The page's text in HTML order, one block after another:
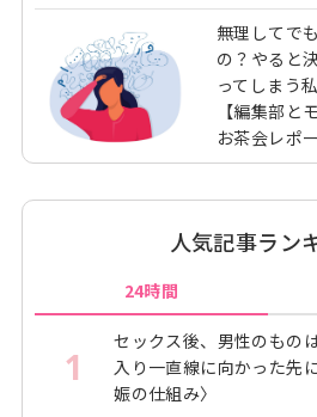
無理してで
の？やると
ってしまう
【編集部と
お茶会レポー
人気記事ラン
24時間
1
セックス後、男性のもの
入り一直線に向かった先
娠の仕組み〉